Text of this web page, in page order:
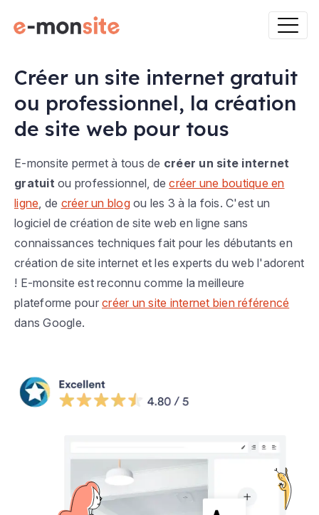
Créer un site internet gratuit
ou professionnel, la création
de site web pour tous
E-monsite permet à tous de créer un site internet
gratuit ou professionnel, decréer une boutique en
ligne , de créer un blogou les 3 à la fois. C'est un
logiciel de création de site web en ligne sans
connaissances techniques fait pour les débutants en
création de site internet et les experts du web l'adorent
! E-monsite est reconnu comme la meilleure
plateforme pour créer un site internet bien référencé
dans Google.